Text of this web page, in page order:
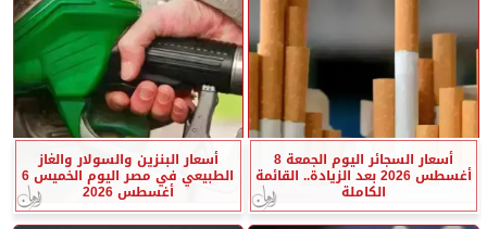
أسعار السجائر اليوم الجمعة 8
أغسطس 2026 بعد الزيادة.. القائمة
الكاملة
أسعار البنزين والسولار والغاز
الطبيعي في مصر اليوم الخميس 6
أغسطس 2026